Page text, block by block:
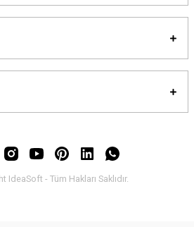
IdeaSoft - Tüm Hakları Saklıdır.